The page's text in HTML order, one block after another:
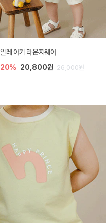
알레 아기 라운지웨어
20% 20,800원 26,000원